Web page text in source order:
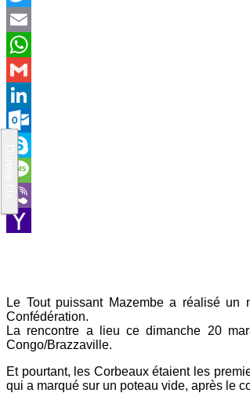
Twitter
Email
WhatsApp
Gmail
LinkedIn
Outlook.com
Skype
Message
Viber
Le Tout puissant Mazembe a réalisé
Confédération.
La rencontre a lieu ce dimanche 20
Congo/Brazzaville.
Et pourtant, les Corbeaux étaient les
qui a marqué sur un poteau vide, après le